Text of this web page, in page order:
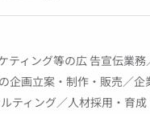
ティング等の広 告宣伝業務
企画立案・制作・販売／企
ティング／人材採用・育成